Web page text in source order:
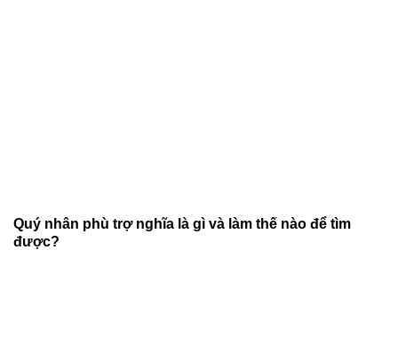
Quý nhân phù trợ nghĩa là gì và làm thế nào để tìm
được?